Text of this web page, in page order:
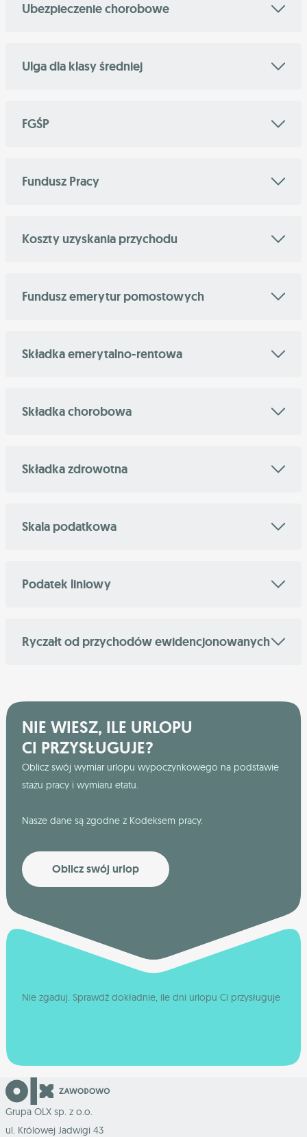
Ubezpieczenie chorobowe
Ulga dla klasy średniej
FGŚP
Fundusz Pracy
Koszty uzyskania przychodu
Fundusz emerytur pomostowych
Składka emerytalno-rentowa
Składka chorobowa
Składka zdrowotna
Skala podatkowa
Podatek liniowy
Ryczałt od przychodów ewidencjonowanych
NIE WIESZ, ILE URLOPU
CI PRZYSŁUGUJE?
Oblicz swój wymiar urlopu wypoczynkowego na podstawie
stażu pracy i wymiaru etatu.
Nasze dane są zgodne z Kodeksem pracy.
Oblicz swój urlop
Nie zgaduj. Sprawdź dokładnie, ile dni urlopu Ci przysługuje
Grupa OLX sp. z o.o.
ul. Królowej Jadwigi 43